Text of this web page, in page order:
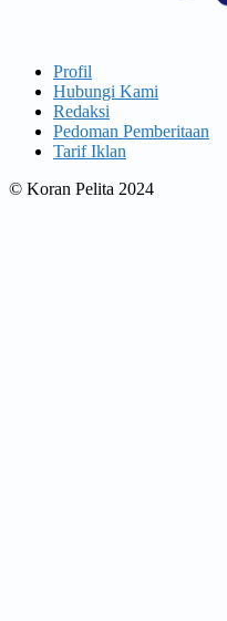
Profil
Hubungi Kami
Redaksi
Pedoman Pemberitaan
Tarif Iklan
© Koran Pelita 2024